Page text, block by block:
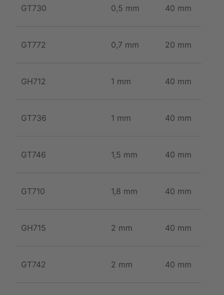
GT730 0,5 mm 40 mm
GT772 0,7 mm 20 mm
GH712 1 mm 40 mm
GT736 1 mm 40 mm
GT746 1,5 mm 40 mm
GT710 1,8 mm 40 mm
GH715 2 mm 40 mm
GT742 2 mm 40 mm